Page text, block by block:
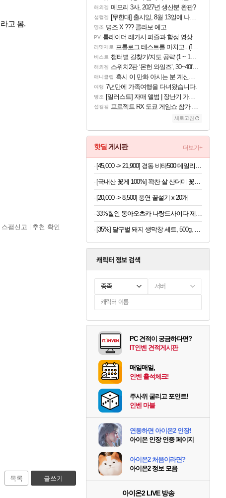
고 봄.
스팸신고 추천 확인
목록 글쓰기
해외겜 메모리 3사, 2027년 생산분 완판?
섭컬겜 [무한대] 출시일, 8월 13일에 나오나
명조 명조 X ??? 콜라보 예고
PV 툼레이더 레가시 퍼즐과 함정 영상
리밋제로 프롤로그 테스트를 마치고.. (feat. 리아)
비스트 챕터별 길찾기/지도 공략 (1 ~ 12장)
해외겜 스위치2판 ‘몬헌 와일즈’, 30~40fps 목표 추정
애니클립 혹시 이 만화 아시는 분 계신가요
여행 7년만에 가족여행을 다녀왔습니다.
명조 [일러스트] 자매 앨범 | 장난기 가득한 오후의 공원 (리메이크판)
섭컬겜 프로젝트 RX 도쿄 게임쇼 참가 결정
새로고침
핫딜 게시판 더보기+
[20,000 -> 8,500] 풍연 꿀설기 x 20개
[35%] 달구벌 돼지 생막창 세트, 500g, 2봉
캐릭터 정보 검색
종족 서버
PC 견적이 궁금하다면?
IT인벤 견적게시판
매일매일,
인벤 출석체크!
주사위 굴리고 포인트!
인벤 마블
연동하면 아이온2 인장!
아이온 인장 인증 페이지
아이온2 처음이라면?
아이온2 정보 모음
아이온2 LIVE 방송